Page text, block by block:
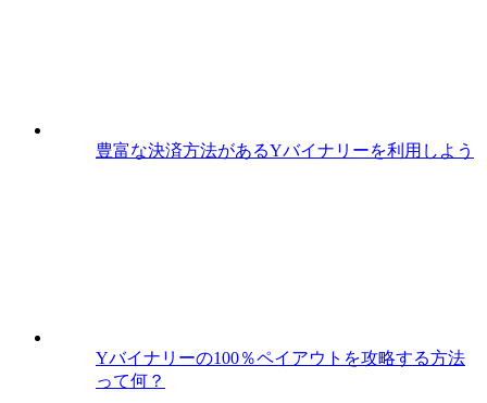
豊富な決済方法があるYバイナリーを利用しよう
Yバイナリーの100％ペイアウトを攻略する方法
って何？